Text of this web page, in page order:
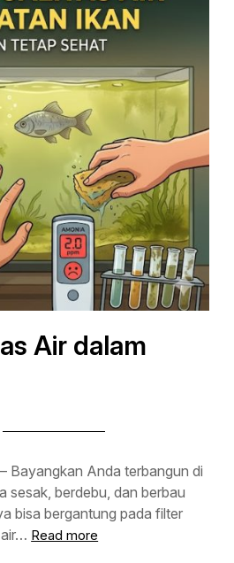
Air dalam
Bayangkan Anda terbangun di
sesak, berdebu, dan berbau
bisa bergantung pada filter
Read more